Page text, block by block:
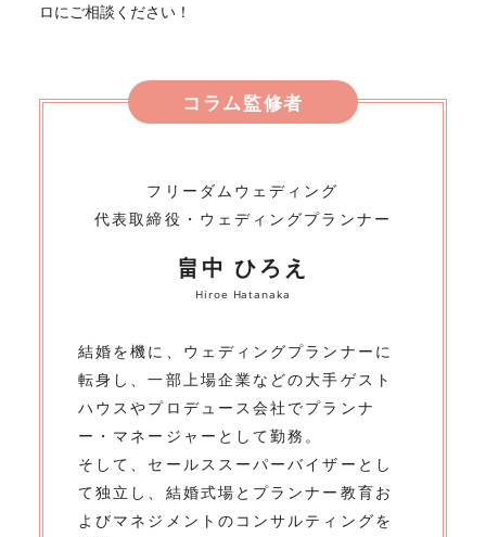
ロにご相談ください！
コラム監修者
フリーダムウェディング
代表取締役・ウェディングプランナー
畠中 ひろえ
Hiroe Hatanaka
結婚を機に、ウェディングプランナーに
転身し、一部上場企業などの大手ゲスト
ハウスやプロデュース会社でプランナ
ー・マネージャーとして勤務。
そして、セールススーパーバイザーとし
て独立し、結婚式場とプランナー教育お
よびマネジメントのコンサルティングを